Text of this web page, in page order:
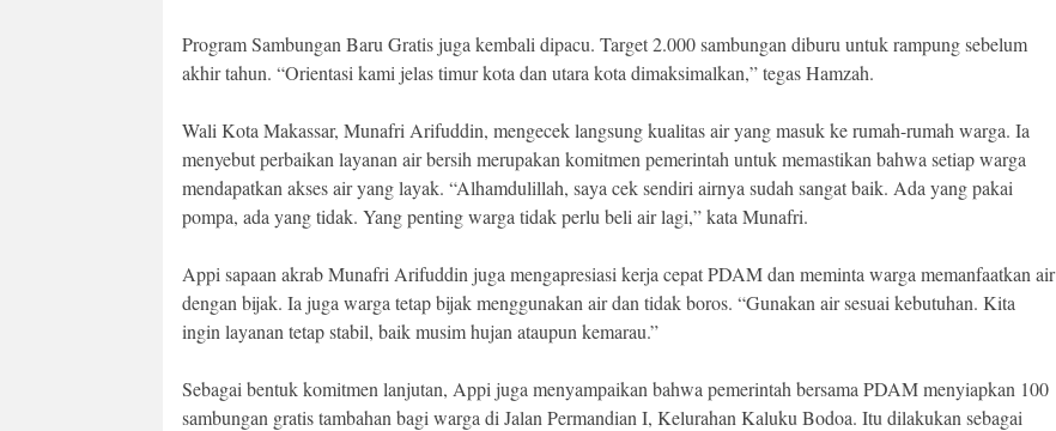
Program Sambungan Baru Gratis juga kembali dipacu. Target 2.000 sambungan diburu untuk rampung sebelum
akhir tahun. “Orientasi kami jelas timur kota dan utara kota dimaksimalkan,” tegas Hamzah.
Wali Kota Makassar, Munafri Arifuddin, mengecek langsung kualitas air yang masuk ke rumah-rumah warga. Ia
menyebut perbaikan layanan air bersih merupakan komitmen pemerintah untuk memastikan bahwa setiap warga
mendapatkan akses air yang layak. “Alhamdulillah, saya cek sendiri airnya sudah sangat baik. Ada yang pakai
pompa, ada yang tidak. Yang penting warga tidak perlu beli air lagi,” kata Munafri.
Appi sapaan akrab Munafri Arifuddin juga mengapresiasi kerja cepat PDAM dan meminta warga memanfaatkan air
dengan bijak. Ia juga warga tetap bijak menggunakan air dan tidak boros. “Gunakan air sesuai kebutuhan. Kita
ingin layanan tetap stabil, baik musim hujan ataupun kemarau.”
Sebagai bentuk komitmen lanjutan, Appi juga menyampaikan bahwa pemerintah bersama PDAM menyiapkan 100
sambungan gratis tambahan bagi warga di Jalan Permandian I, Kelurahan Kaluku Bodoa. Itu dilakukan sebagai